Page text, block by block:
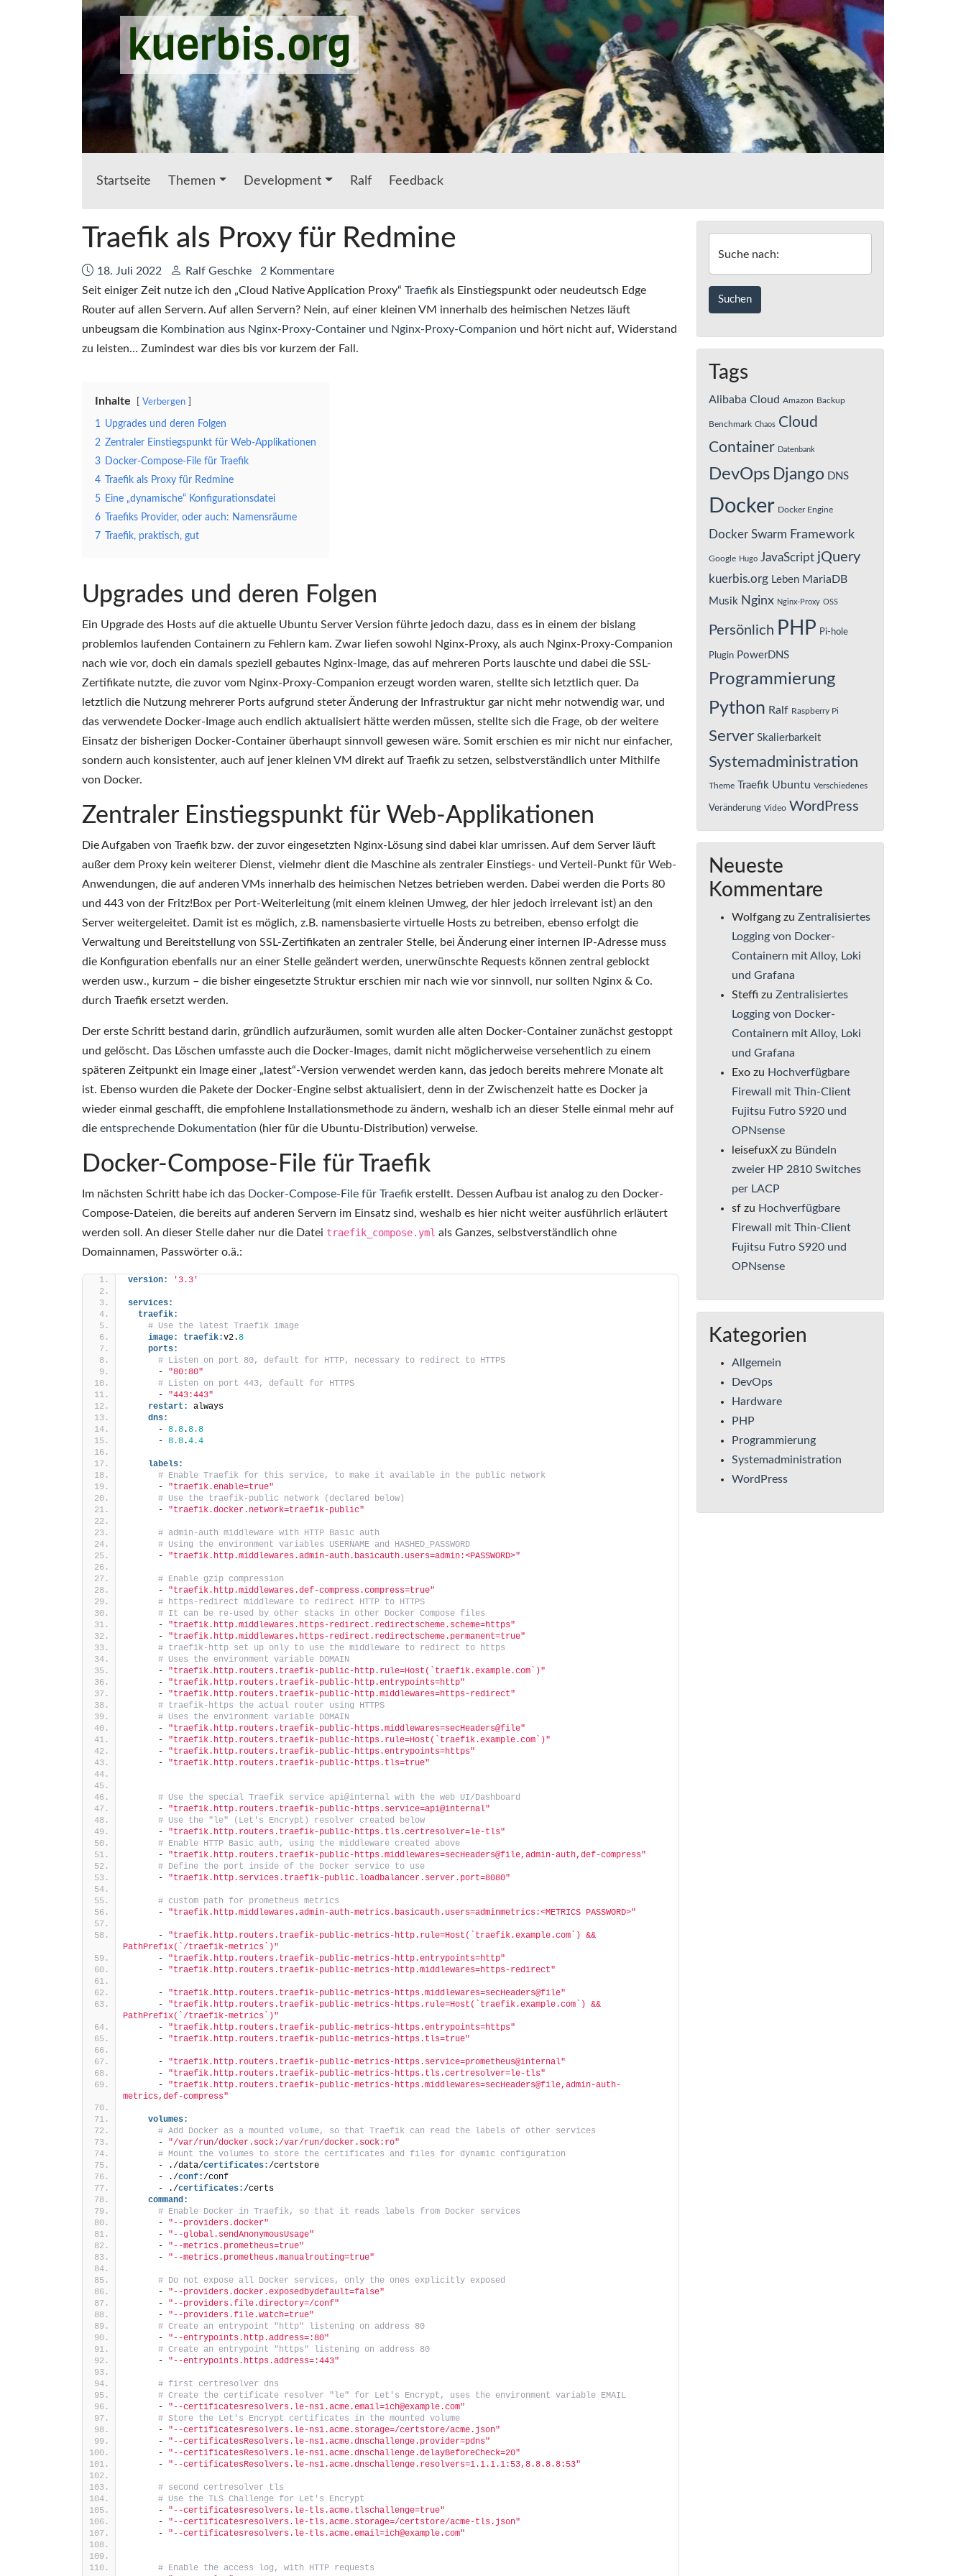
Zum Hauptinhalt springenkuerbis.org
Startseite Themen Development Ralf Feedback
Traefik als Proxy für Redmine
Datum:
18. Juli 2022 Autor:
Ralf Geschke
2 Kommentare
Seit einiger Zeit nutze ich den „Cloud Native Application Proxy“ Traefik als Einstiegspunkt oder neudeutsch Edge
Router auf allen Servern. Auf allen Servern? Nein, auf einer kleinen VM innerhalb des heimischen Netzes läuft
unbeugsam die Kombination aus Nginx-Proxy-Container und Nginx-Proxy-Companion und hört nicht auf, Widerstand
zu leisten… Zumindest war dies bis vor kurzem der Fall.
Inhalte Verbergen
1 Upgrades und deren Folgen
2 Zentraler Einstiegspunkt für Web-Applikationen
3 Docker-Compose-File für Traefik
4
Traefik als Proxy für Redmine
5 Eine „dynamische“ Konfigurationsdatei
6
Traefiks Provider, oder auch: Namensräume
7
Traefik, praktisch, gut
Upgrades und deren Folgen
Ein Upgrade des Hosts auf die aktuelle Ubuntu Server Version führte jedoch dazu, dass es in einem der bislang
problemlos laufenden Containern zu Fehlern kam. Zwar liefen sowohl Nginx-Proxy, als auch Nginx-Proxy-Companion
nach wie vor, doch ein damals speziell gebautes Nginx-Image, das auf mehreren Ports lauschte und dabei die SSL-
Zertifikate nutzte, die zuvor vom Nginx-Proxy-Companion erzeugt worden waren, stellte sich letztlich quer. Da
letztlich die Nutzung mehrerer Ports aufgrund steter Änderung der Infrastruktur gar nicht mehr notwendig war, und
das verwendete Docker-Image auch endlich aktualisiert hätte werden müssen, stellte sich die Frage, ob der weitere
Einsatz der bisherigen Docker-Container überhaupt sinnvoll gewesen wäre. Somit erschien es mir nicht nur einfacher,
sondern auch konsistenter, auch auf jener kleinen VM direkt auf Traefik zu setzen, selbstverständlich unter Mithilfe
von Docker.
Zentraler Einstiegspunkt für Web-Applikationen
Die Aufgaben von Traefik bzw. der zuvor eingesetzten Nginx-Lösung sind dabei klar umrissen. Auf dem Server läuft
außer dem Proxy kein weiterer Dienst, vielmehr dient die Maschine als zentraler Einstiegs- und Verteil-Punkt für Web-
Anwendungen, die auf anderen VMs innerhalb des heimischen Netzes betrieben werden. Dabei werden die Ports 80
und 443 von der Fritz!Box per Port-Weiterleitung (mit einem kleinen Umweg, der hier jedoch irrelevant ist) an den
Server weitergeleitet. Damit ist es möglich, z.B. namensbasierte virtuelle Hosts zu betreiben, ebenso erfolgt die
Verwaltung und Bereitstellung von SSL-Zertifikaten an zentraler Stelle, bei Änderung einer internen IP-Adresse muss
die Konfiguration ebenfalls nur an einer Stelle geändert werden, unerwünschte Requests können zentral geblockt
werden usw., kurzum – die bisher eingesetzte Struktur erschien mir nach wie vor sinnvoll, nur sollten Nginx & Co.
durch Traefik ersetzt werden.
Der erste Schritt bestand darin, gründlich aufzuräumen, somit wurden alle alten Docker-Container zunächst gestoppt
und gelöscht. Das Löschen umfasste auch die Docker-Images, damit nicht möglicherweise versehentlich zu einem
späteren Zeitpunkt ein Image einer „latest“-Version verwendet werden kann, das jedoch bereits mehrere Monate alt
ist. Ebenso wurden die Pakete der Docker-Engine selbst aktualisiert, denn in der Zwischenzeit hatte es Docker ja
wieder einmal geschafft, die empfohlene Installationsmethode zu ändern, weshalb ich an dieser Stelle einmal mehr auf
die entsprechende Dokumentation (hier für die Ubuntu-Distribution) verweise.
Docker-Compose-File für Traefik
Im nächsten Schritt habe ich das Docker-Compose-File für Traefik erstellt. Dessen Aufbau ist analog zu den Docker-
Compose-Dateien, die bereits auf anderen Servern im Einsatz sind, weshalb es hier nicht weiter ausführlich erläutert
werden soll. An dieser Stelle daher nur die Datei traefik_compose.yml als Ganzes, selbstverständlich ohne
Domainnamen, Passwörter o.ä.:
version: '3.3'
services:
traefik:
# Use the latest Traefik image
image:
traefik:v2.8
ports:
# Listen on port 80, default for HTTP, necessary to redirect to HTTPS
      -
"80:80"
# Listen on port 443, default for HTTPS
      -
"443:443"
restart:
always
dns:
      -
8.8.8.8
      -
8.8.4.4
labels:
# Enable Traefik for this service, to make it available in the public network
      -
"traefik.enable=true"
# Use the traefik-public network (declared below)
      -
"traefik.docker.network=traefik-public"
# admin-auth middleware with HTTP Basic auth
# Using the environment variables USERNAME and HASHED_PASSWORD
      -
"traefik.http.middlewares.admin-auth.basicauth.users=admin:<PASSWORD>"
# Enable gzip compression
      -
"traefik.http.middlewares.def-compress.compress=true"
# https-redirect middleware to redirect HTTP to HTTPS
# It can be re-used by other stacks in other Docker Compose files
      -
"traefik.http.middlewares.https-redirect.redirectscheme.scheme=https"
      -
"traefik.http.middlewares.https-redirect.redirectscheme.permanent=true"
# traefik-http set up only to use the middleware to redirect to https
# Uses the environment variable DOMAIN
      -
"traefik.http.routers.traefik-public-http.rule=Host(`traefik.example.com`)"
      -
"traefik.http.routers.traefik-public-http.entrypoints=http"
      -
"traefik.http.routers.traefik-public-http.middlewares=https-redirect"
# traefik-https the actual router using HTTPS
# Uses the environment variable DOMAIN
      -
"traefik.http.routers.traefik-public-https.middlewares=secHeaders@file"
      -
"traefik.http.routers.traefik-public-https.rule=Host(`traefik.example.com`)"
      -
"traefik.http.routers.traefik-public-https.entrypoints=https"
      -
"traefik.http.routers.traefik-public-https.tls=true"
# Use the special Traefik service api@internal with the web UI/Dashboard
      -
"traefik.http.routers.traefik-public-https.service=api@internal"
# Use the "le" (Let's Encrypt) resolver created below
      -
"traefik.http.routers.traefik-public-https.tls.certresolver=le-tls"
# Enable HTTP Basic auth, using the middleware created above
      -
"traefik.http.routers.traefik-public-https.middlewares=secHeaders@file,admin-auth,def-compress"
# Define the port inside of the Docker service to use
      -
"traefik.http.services.traefik-public.loadbalancer.server.port=8080"
# custom path for prometheus metrics
      -
"traefik.http.middlewares.admin-auth-metrics.basicauth.users=adminmetrics:<METRICS PASSWORD>"
      -
"traefik.http.routers.traefik-public-metrics-http.rule=Host(`traefik.example.com`) &&
PathPrefix(`/traefik-metrics`)"
      -
"traefik.http.routers.traefik-public-metrics-http.entrypoints=http"
      -
"traefik.http.routers.traefik-public-metrics-http.middlewares=https-redirect"
      -
"traefik.http.routers.traefik-public-metrics-https.middlewares=secHeaders@file"
      -
"traefik.http.routers.traefik-public-metrics-https.rule=Host(`traefik.example.com`) &&
PathPrefix(`/traefik-metrics`)"
      -
"traefik.http.routers.traefik-public-metrics-https.entrypoints=https"
      -
"traefik.http.routers.traefik-public-metrics-https.tls=true"
      -
"traefik.http.routers.traefik-public-metrics-https.service=prometheus@internal"
      -
"traefik.http.routers.traefik-public-metrics-https.tls.certresolver=le-tls"
      -
"traefik.http.routers.traefik-public-metrics-https.middlewares=secHeaders@file,admin-auth-
metrics,def-compress"
volumes:
# Add Docker as a mounted volume, so that Traefik can read the labels of other services
      -
"/var/run/docker.sock:/var/run/docker.sock:ro"
# Mount the volumes to store the certificates and files for dynamic configuration
      - ./data/
certificates:/certstore
      - ./
conf:/conf
      - ./
certificates:/certs
command:
# Enable Docker in Traefik, so that it reads labels from Docker services
      -
"--providers.docker"
      -
"--global.sendAnonymousUsage"
      -
"--metrics.prometheus=true"
      -
"--metrics.prometheus.manualrouting=true"
# Do not expose all Docker services, only the ones explicitly exposed
      -
"--providers.docker.exposedbydefault=false"
      -
"--providers.file.directory=/conf"
      -
"--providers.file.watch=true"
# Create an entrypoint "http" listening on address 80
      -
"--entrypoints.http.address=:80"
# Create an entrypoint "https" listening on address 80
      -
"--entrypoints.https.address=:443"
# first certresolver dns
# Create the certificate resolver "le" for Let's Encrypt, uses the environment variable EMAIL
      -
"--certificatesresolvers.le-ns1.acme.email=ich@example.com"
# Store the Let's Encrypt certificates in the mounted volume
      -
"--certificatesresolvers.le-ns1.acme.storage=/certstore/acme.json"
      -
"--certificatesResolvers.le-ns1.acme.dnschallenge.provider=pdns"
      -
"--certificatesResolvers.le-ns1.acme.dnschallenge.delayBeforeCheck=20"
      -
"--certificatesResolvers.le-ns1.acme.dnschallenge.resolvers=1.1.1.1:53,8.8.8.8:53"
# second certresolver tls
# Use the TLS Challenge for Let's Encrypt
      -
"--certificatesresolvers.le-tls.acme.tlschallenge=true"
      -
"--certificatesresolvers.le-tls.acme.storage=/certstore/acme-tls.json"
      -
"--certificatesresolvers.le-tls.acme.email=ich@example.com"
# Enable the access log, with HTTP requests
Suche nach:
Tags
Alibaba Cloud Amazon Backup
Benchmark Chaos Cloud
Container Datenbank
DevOps Django DNS
Docker Docker Engine
Docker Swarm Framework
Google Hugo JavaScript jQuery
kuerbis.org Leben MariaDB
Musik Nginx Nginx-Proxy OSS
Persönlich PHP Pi-hole
Plugin PowerDNS
Programmierung
Python Ralf Raspberry Pi
Server Skalierbarkeit
Systemadministration
Theme Traefik Ubuntu Verschiedenes
Veränderung Video WordPress
Neueste
Kommentare
Wolfgang zu Zentralisiertes
Logging von Docker-
Containern mit Alloy, Loki
und Grafana
Steffi zu Zentralisiertes
Logging von Docker-
Containern mit Alloy, Loki
und Grafana
Exo zu Hochverfügbare
Firewall mit Thin-Client
Fujitsu Futro S920 und
OPNsense
leisefuxX zu Bündeln
zweier HP 2810 Switches
per LACP
sf zu Hochverfügbare
Firewall mit Thin-Client
Fujitsu Futro S920 und
OPNsense
Kategorien
Allgemein
DevOps
Hardware
PHP
Programmierung
Systemadministration
WordPress